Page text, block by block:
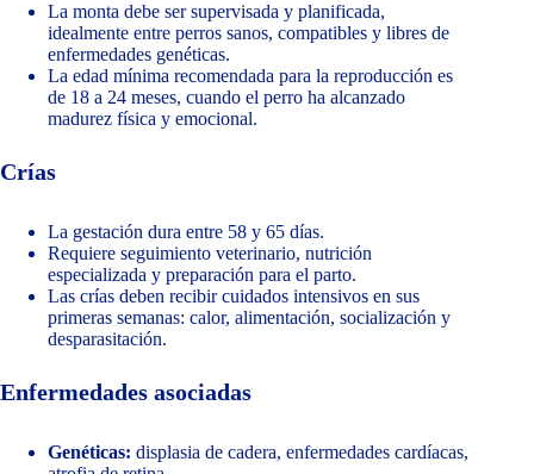
La monta debe ser supervisada y planificada,
idealmente entre perros sanos, compatibles y libres de
enfermedades genéticas.
La edad mínima recomendada para la reproducción es
de 18 a 24 meses, cuando el perro ha alcanzado
madurez física y emocional.
Crías
La gestación dura entre 58 y 65 días.
Requiere seguimiento veterinario, nutrición
especializada y preparación para el parto.
Las crías deben recibir cuidados intensivos en sus
primeras semanas: calor, alimentación, socialización y
desparasitación.
Enfermedades asociadas
Genéticas: displasia de cadera, enfermedades cardíacas,